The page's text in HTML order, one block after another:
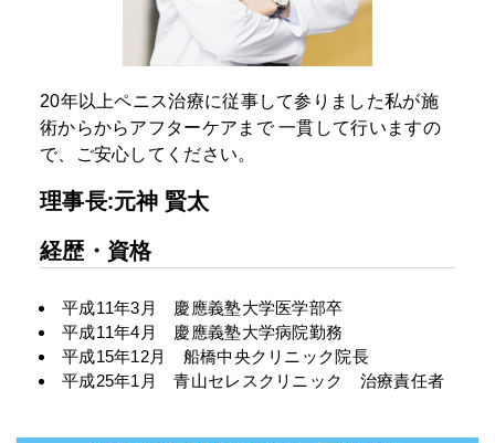
20年以上ペニス治療に従事して参りました私が施
術からからアフターケアまで一貫して行いますの
で、ご安心してください。
理事長:元神 賢太
経歴・資格
平成11年3月 慶應義塾大学医学部卒
平成11年4月 慶應義塾大学病院勤務
平成15年12月 船橋中央クリニック院長
平成25年1月 青山セレスクリニック 治療責任者